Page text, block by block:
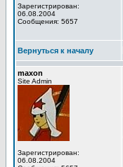
Зарегистрирован:
06.08.2004
Сообщения: 5657
Вернуться к началу
maxon
Site Admin
Зарегистрирован:
06.08.2004